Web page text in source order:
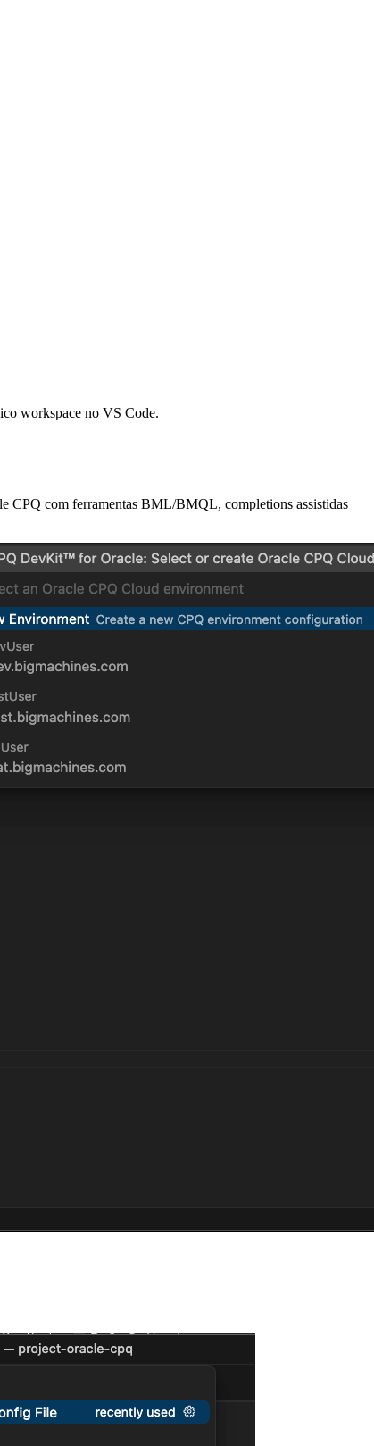
workspace no VS Code.
CPQ com ferramentas BML/BMQL, completions assistidas